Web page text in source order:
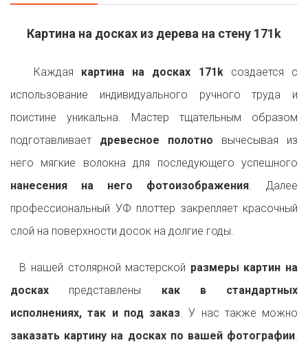
Картина на досках из дерева на стену 171k
Каждая картина на досках 171kсоздается с
использование индивидуального ручного труда и
поистине уникальна. Мастер тщательным образом
подготавливает древесное полотно вычесывая из
него мягкие волокна для последующего успешного
нанесения на него фотоизображения. Далее
профессиональный УФ плоттер закрепляет красочный
слой на поверхности досок на долгие годы.
В нашей столярной мастерской размеры картин на
досках представлены как в стандартных
исполнениях, так и под заказ. У нас также можно
заказать картину на досках по вашей фотографии.